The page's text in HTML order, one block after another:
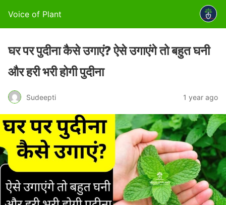
Voice of Plant
घर पर पुदीना कैसे उगाएं? ऐसे उगाएंगे तो बहुत घनी
और हरी भरी होगी पुदीना
Sudeepti 1 year ago